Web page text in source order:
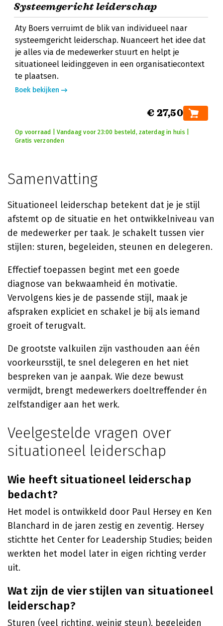
Systeemgericht leiderschap
Aty Boers verruimt de blik van individueel naar
systeemgericht leiderschap. Nuanceert het idee dat
je alles via de medewerker stuurt en helpt je
situationeel leidinggeven in een organisatiecontext
te plaatsen.
Boek bekijken
€ 27,50
Op voorraad | Vandaag voor 23:00 besteld, zaterdag in huis |
Gratis verzonden
Samenvatting
Situationeel leiderschap betekent dat je je stijl
afstemt op de situatie en het ontwikkelniveau van
de medewerker per taak. Je schakelt tussen vier
stijlen: sturen, begeleiden, steunen en delegeren.
Effectief toepassen begint met een goede
diagnose van bekwaamheid én motivatie.
Vervolgens kies je de passende stijl, maak je
afspraken expliciet en schakel je bij als iemand
groeit of terugvalt.
De grootste valkuilen zijn vasthouden aan één
voorkeursstijl, te snel delegeren en het niet
bespreken van je aanpak. Wie deze bewust
vermijdt, brengt medewerkers doeltreffender én
zelfstandiger aan het werk.
Veelgestelde vragen over
situationeel leiderschap
Wie heeft situationeel leiderschap
bedacht?
Het model is ontwikkeld door Paul Hersey en Ken
Blanchard in de jaren zestig en zeventig. Hersey
stichtte het Center for Leadership Studies; beiden
werkten het model later in eigen richting verder
uit.
Wat zijn de vier stijlen van situationeel
leiderschap?
Sturen (veel richting, weinig steun), begeleiden